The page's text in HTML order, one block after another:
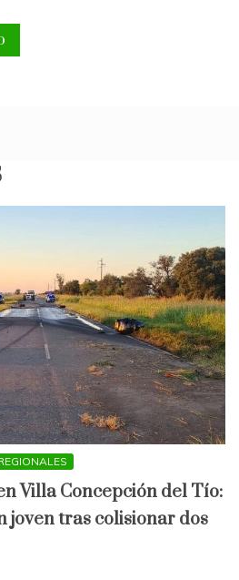
Villa Concepción del Tío:
joven tras colisionar dos